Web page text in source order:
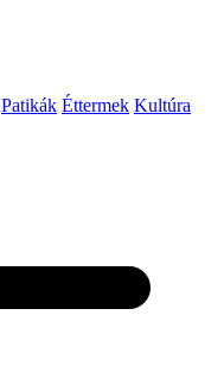
Patikák Éttermek Kultúra